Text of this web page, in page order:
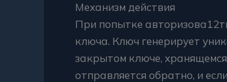
Механизм действия
При попытке
ключа. Ключ генерирует
закрытом ключе, хранящемся
отправляется обратно, и